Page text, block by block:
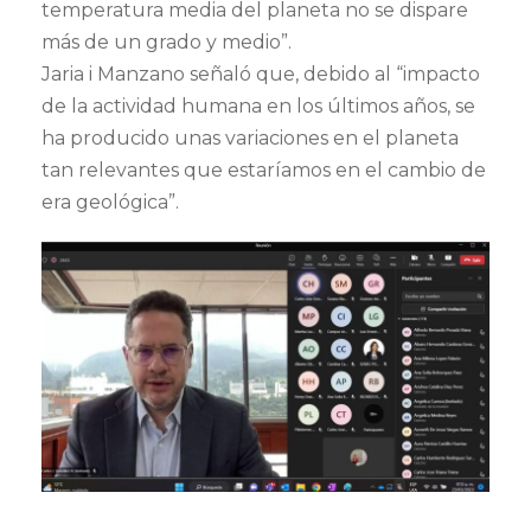
temperatura media del planeta no se dispare
más de un grado y medio”.
Jaria i Manzano señaló que, debido al “impacto
de la actividad humana en los últimos años, se
ha producido unas variaciones en el planeta
tan relevantes que estaríamos en el cambio de
era geológica”.